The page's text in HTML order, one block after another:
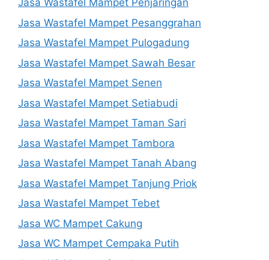
Jasa Wastafel Mampet Penjaringan
Jasa Wastafel Mampet Pesanggrahan
Jasa Wastafel Mampet Pulogadung
Jasa Wastafel Mampet Sawah Besar
Jasa Wastafel Mampet Senen
Jasa Wastafel Mampet Setiabudi
Jasa Wastafel Mampet Taman Sari
Jasa Wastafel Mampet Tambora
Jasa Wastafel Mampet Tanah Abang
Jasa Wastafel Mampet Tanjung Priok
Jasa Wastafel Mampet Tebet
Jasa WC Mampet Cakung
Jasa WC Mampet Cempaka Putih